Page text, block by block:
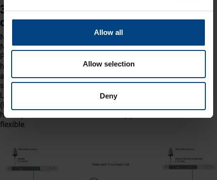
Allow all
Allow selection
Deny
3.2 ¿Cómo se garantiza la sincronización
con MOBATIME?
Nuestros relojes de red analógicos y digitales controlados por
NTP son ideales para su uso en instalaciones aeroportuarias.
Pueden sincronizarse con cualquiera de nuestros servidores
horarios o relojes maestros. Estos relojes se ajustan
automáticamente a la hora correcta y también pueden
supervisarse a distancia. Como se conectan a través de
LAN/WAN y funcionan con alimentación a través de Ethernet
(PoE), no se requiere ninguna infraestructura adicional. Esto
hace que la instalación sea rentable y permite una reubicación
flexible.